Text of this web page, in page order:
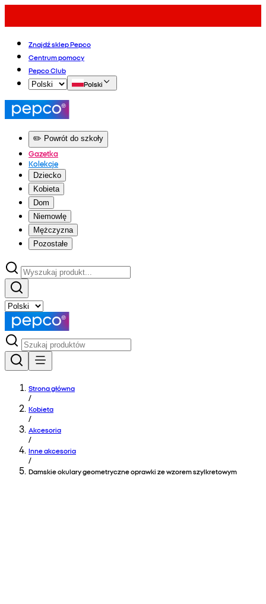
Znajdź sklep Pepco
Centrum pomocy
Pepco Club
Polski
✏️ Powrót do szkoły
Gazetka
Kolekcje
Dziecko
Kobieta
Dom
Niemowlę
Mężczyzna
Pozostałe
Strona główna
/
Kobieta
/
Akcesoria
/
Inne akcesoria
/
Damskie okulary geometryczne oprawki ze wzorem szylkretowym